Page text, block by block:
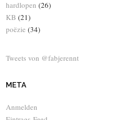
hardlopen (26)
KB (21)
poëzie (34)
Tweets von @fabjerennt
META
Anmelden